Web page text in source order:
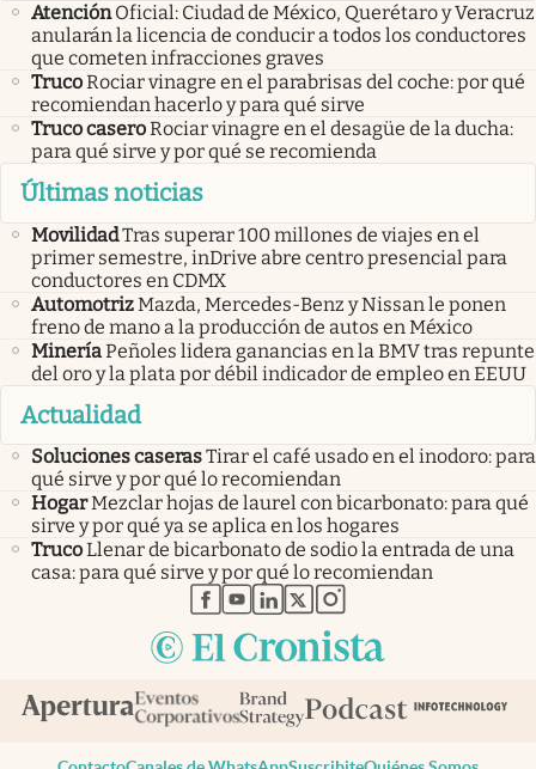
Atención Oficial: Ciudad de México, Querétaro y Veracruz
anularán la licencia de conducir a todos los conductores
que cometen infracciones graves
TrucoRociar vinagre en el parabrisas del coche: por qué
recomiendan hacerlo y para qué sirve
Truco caseroRociar vinagre en el desagüe de la ducha:
para qué sirve y por qué se recomienda
Últimas noticias
MovilidadTras superar 100 millones de viajes en el
primer semestre, inDrive abre centro presencial para
conductores en CDMX
AutomotrizMazda, Mercedes-Benz y Nissan le ponen
freno de mano a la producción de autos en México
MineríaPeñoles lidera ganancias en la BMV tras repunte
del oro y la plata por débil indicador de empleo en EEUU
Actualidad
Soluciones caserasTirar el café usado en el inodoro: para
qué sirve y por qué lo recomiendan
HogarMezclar hojas de laurel con bicarbonato: para qué
sirve y por qué ya se aplica en los hogares
TrucoLlenar de bicarbonato de sodio la entrada de una
casa: para qué sirve y por qué lo recomiendan
abre en nueva pestaña
abre en nueva pestaña
abre en nueva pestaña
abre en nueva pestaña
abre en nueva pestaña